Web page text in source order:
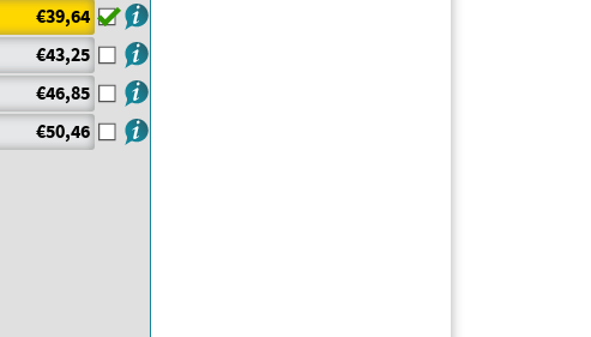
€39,64
€43,25
€46,85
€50,46